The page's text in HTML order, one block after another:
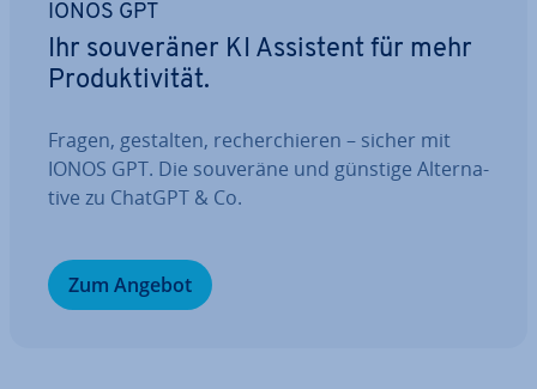
IONOS GPT
Ihr sou­ve­rä­ner KI Assistent für mehr
Pro­duk­ti­vi­tät.
Fragen, gestalten, re­cher­chie­ren – sicher mit
IONOS GPT. Die souveräne und günstige Al­ter­na­
ti­ve zu ChatGPT & Co.
Zum Angebot